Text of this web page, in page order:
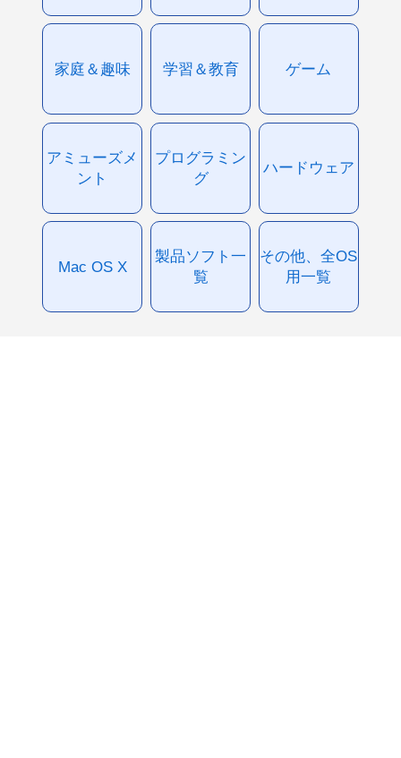
家庭＆趣味 学習＆教育 ゲーム
アミューズメ
ント
プログラミン
グ
ハードウェア
Mac OS X
製品ソフト一
覧
その他、全OS
用一覧